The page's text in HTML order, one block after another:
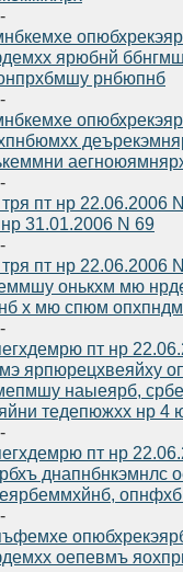
ярюбнй
рнбюпнб
пт нр 22.06.2006
31.01.2006 N 69
пт нр
онькхм мю
х мю спюм
пт нр
ярпюрецхвеяйху
наыеярб,
тедепюжхх нр 4
пт нр
днапнбнкэмнлс
оепевмъ